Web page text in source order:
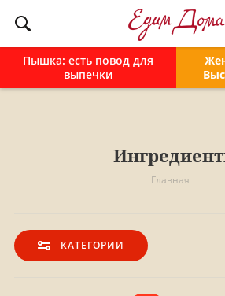
Пышка: есть повод для
выпечки
Главная
КАТЕГОРИИ